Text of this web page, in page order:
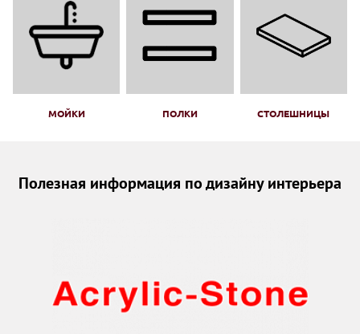
МОЙКИ ПОЛКИ СТОЛЕШНИЦЫ
Полезная информация по дизайну интерьера